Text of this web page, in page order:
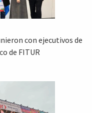
con ejecutivos de
de FITUR